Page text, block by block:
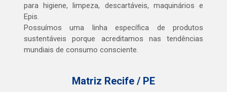
para higiene, limpeza, descartáveis, maquinários e
Epis.
Possuímos uma linha específica de produtos
sustentáveis porque acreditamos nas tendências
mundiais de consumo consciente.
Matriz Recife / PE